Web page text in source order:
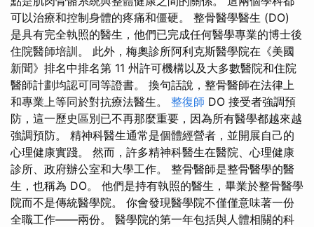
可以治療和控制身體的疼痛和僵硬。 整骨醫學醫生 (DO)
是具有完全執照的醫生，他們已完成任何醫學專業的博士後
住院醫師培訓。 此外，梅奧診所阿利克斯醫學院在《美國
新聞》排名中排名第 11 州許可機構以及大多數醫院和住院
醫師計劃均認可同等證書。 換句話說，整骨醫師在法律上
和專業上等同於對抗療法醫生。 整復師 DO 接受者強調預
防，這一歷史區別已不再那麼重要，因為所有醫學都越來越
強調預防。 精神科醫生通常是個體經營者，並開展自己的
心理健康實踐。 然而，許多精神科醫生在醫院、心理健康
診所、政府辦公室和大學工作。 整骨醫師是整骨醫學的醫
生，也稱為 DO。 他們是持有執照的醫生，畢業於整骨醫學
院而不是傳統醫學院。 你會發現醫學院不僅僅意味著一份
全職工作——兩份。 醫學院的第一年包括與人體相關的科